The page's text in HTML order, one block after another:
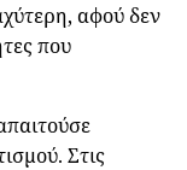
αφού δεν
που
Στις